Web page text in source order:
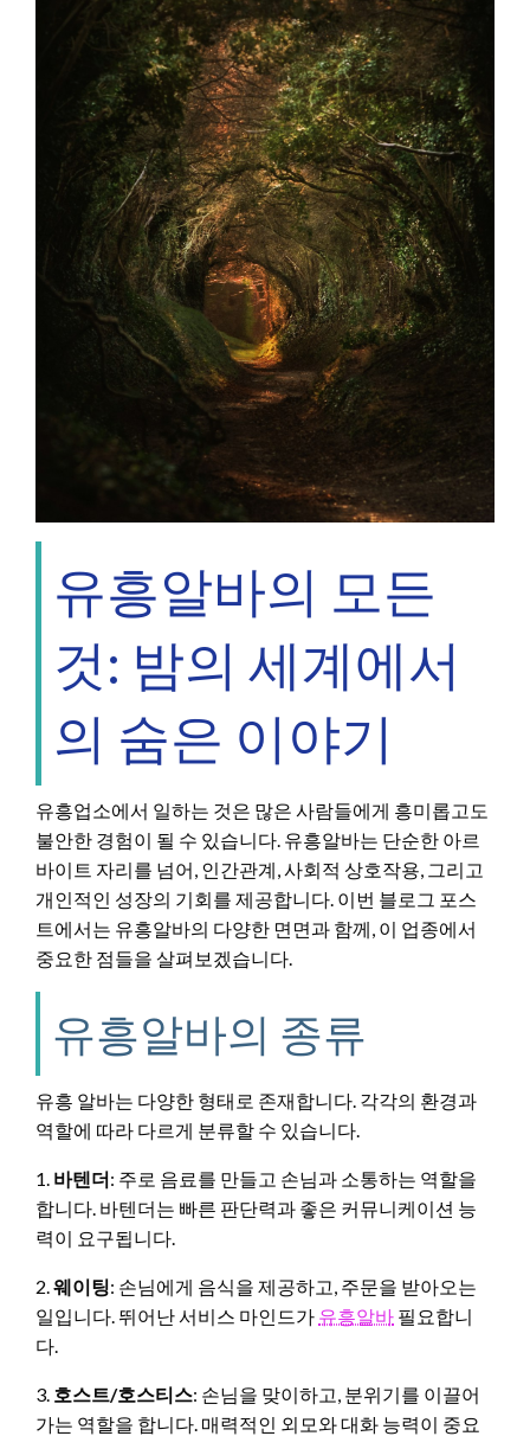
유흥알바의 모든
것: 밤의 세계에서
의 숨은 이야기
유흥업소에서 일하는 것은 많은 사람들에게 흥미롭고도
불안한 경험이 될 수 있습니다. 유흥알바는 단순한 아르
바이트 자리를 넘어, 인간관계, 사회적 상호작용, 그리고
개인적인 성장의 기회를 제공합니다. 이번 블로그 포스
트에서는 유흥알바의 다양한 면면과 함께, 이 업종에서
중요한 점들을 살펴보겠습니다.
유흥알바의 종류
유흥 알바는 다양한 형태로 존재합니다. 각각의 환경과
역할에 따라 다르게 분류할 수 있습니다.
1. 바텐더: 주로 음료를 만들고 손님과 소통하는 역할을
합니다. 바텐더는 빠른 판단력과 좋은 커뮤니케이션 능
력이 요구됩니다.
2. 웨이팅: 손님에게 음식을 제공하고, 주문을 받아오는
일입니다. 뛰어난 서비스 마인드가 유흥알바 필요합니
다.
3. 호스트/호스티스: 손님을 맞이하고, 분위기를 이끌어
가는 역할을 합니다. 매력적인 외모와 대화 능력이 중요